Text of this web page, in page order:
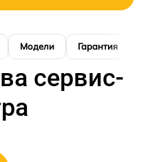
Модели Гарантия
сервис-